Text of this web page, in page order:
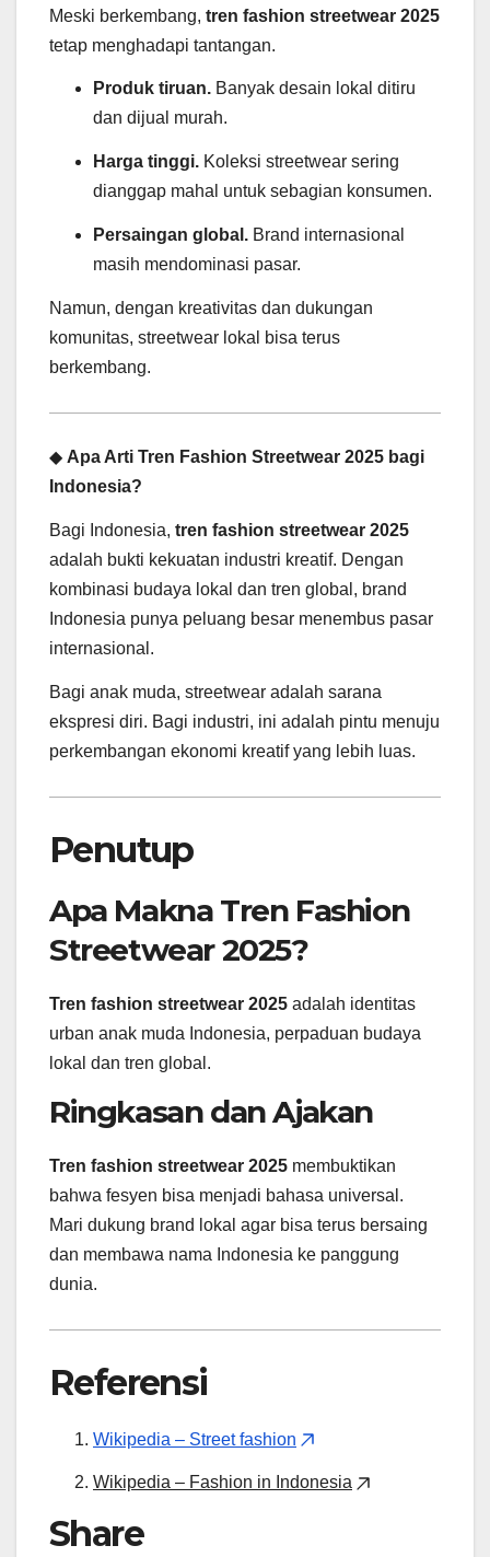
Meski berkembang, tren fashion streetwear 2025
tetap menghadapi tantangan.
Produk tiruan. Banyak desain lokal ditiru
dan dijual murah.
Harga tinggi. Koleksi streetwear sering
dianggap mahal untuk sebagian konsumen.
Persaingan global. Brand internasional
masih mendominasi pasar.
Namun, dengan kreativitas dan dukungan
komunitas, streetwear lokal bisa terus
berkembang.
◆ Apa Arti Tren Fashion Streetwear 2025 bagi
Indonesia?
Bagi Indonesia, tren fashion streetwear 2025
adalah bukti kekuatan industri kreatif. Dengan
kombinasi budaya lokal dan tren global, brand
Indonesia punya peluang besar menembus pasar
internasional.
Bagi anak muda, streetwear adalah sarana
ekspresi diri. Bagi industri, ini adalah pintu menuju
perkembangan ekonomi kreatif yang lebih luas.
Penutup
Apa Makna Tren Fashion
Streetwear 2025?
Tren fashion streetwear 2025 adalah identitas
urban anak muda Indonesia, perpaduan budaya
lokal dan tren global.
Ringkasan dan Ajakan
Tren fashion streetwear 2025 membuktikan
bahwa fesyen bisa menjadi bahasa universal.
Mari dukung brand lokal agar bisa terus bersaing
dan membawa nama Indonesia ke panggung
dunia.
Referensi
Wikipedia – Street fashion
Wikipedia – Fashion in Indonesia
Share